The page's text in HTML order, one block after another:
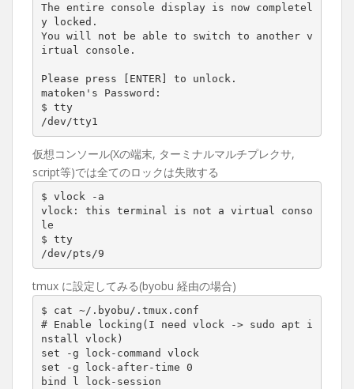
The entire console display is now completel
y locked.
You will not be able to switch to another v
irtual console.
Please press [ENTER] to unlock.
matoken's Password:
$ tty
/dev/tty1
仮想コンソール(Xの端末, ターミナルマルチプレクサ,
script等)では全てのロックは失敗する
$ vlock -a
vlock: this terminal is not a virtual conso
le
$ tty
/dev/pts/9
tmux に設定してみる(byobu 経由の場合)
$ cat ~/.byobu/.tmux.conf
# Enable locking(I need vlock -> sudo apt i
nstall vlock)
set -g lock-command vlock
set -g lock-after-time 0
bind l lock-session